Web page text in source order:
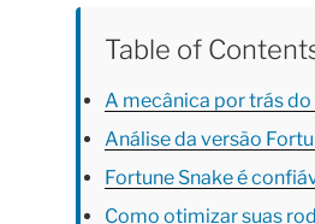
Table of
A mecânica por trás do
Análise da versão
Fortune Snake é
Como otimizar suas